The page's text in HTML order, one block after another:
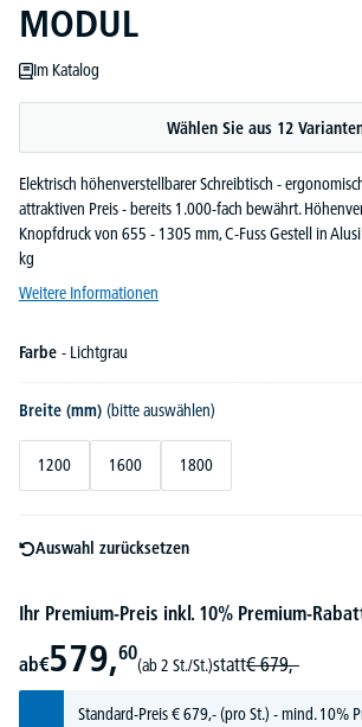
MODUL
Im Katalog
Wählen Sie aus 12
Elektrisch höhenverstellbarer Schreibtisch -
attraktiven Preis - bereits 1.000-fach bewährt.
Knopfdruck von 655 - 1305 mm, C-Fuss Gestell in
kg
Weitere Informationen
Farbe - Lichtgrau
Breite (mm) (bitte auswählen)
1200 1600 1800
Auswahl zurücksetzen
Ihr Premium-Preis inkl. 10% Premium-
ab€579,60
(ab 2 St./St.)statt€ 679,-
Standard-Preis€679,-(pro St.) - mind. 10%